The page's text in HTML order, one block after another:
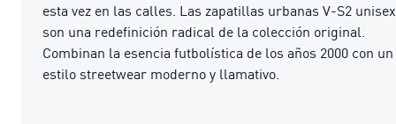
esta vez en las calles. Las zapatillas urbanas V-S2 unisex
son una redefinición radical de la colección original.
Combinan la esencia futbolística de los años 2000 con un
estilo streetwear moderno y llamativo.